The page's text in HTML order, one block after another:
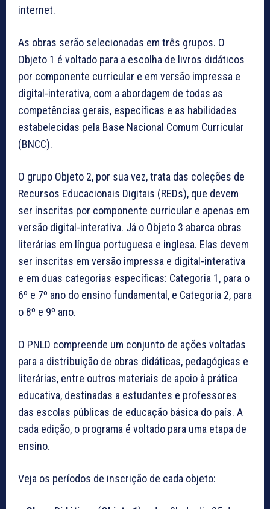
internet.
As obras serão selecionadas em três grupos. O
Objeto 1 é voltado para a escolha de livros didáticos
por componente curricular e em versão impressa e
digital-interativa, com a abordagem de todas as
competências gerais, específicas e as habilidades
estabelecidas pela Base Nacional Comum Curricular
(BNCC).
O grupo Objeto 2, por sua vez, trata das coleções de
Recursos Educacionais Digitais (REDs), que devem
ser inscritas por componente curricular e apenas em
versão digital-interativa. Já o Objeto 3 abarca obras
literárias em língua portuguesa e inglesa. Elas devem
ser inscritas em versão impressa e digital-interativa
e em duas categorias específicas: Categoria 1, para o
6º e 7º ano do ensino fundamental, e Categoria 2, para
o 8º e 9º ano.
O PNLD compreende um conjunto de ações voltadas
para a distribuição de obras didáticas, pedagógicas e
literárias, entre outros materiais de apoio à prática
educativa, destinadas a estudantes e professores
das escolas públicas de educação básica do país. A
cada edição, o programa é voltado para uma etapa de
ensino.
Veja os períodos de inscrição de cada objeto: